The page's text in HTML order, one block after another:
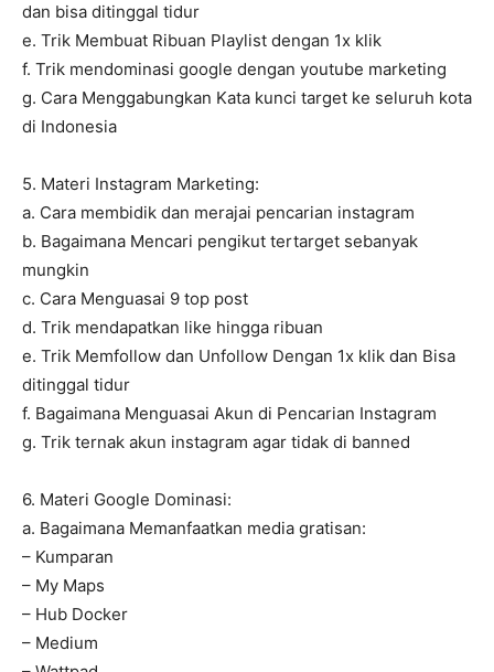
dan bisa ditinggal tidur
e. Trik Membuat Ribuan Playlist dengan 1x klik
f. Trik mendominasi google dengan youtube marketing
g. Cara Menggabungkan Kata kunci target ke seluruh kota
di Indonesia
5. Materi Instagram Marketing:
a. Cara membidik dan merajai pencarian instagram
b. Bagaimana Mencari pengikut tertarget sebanyak
mungkin
c. Cara Menguasai 9 top post
d. Trik mendapatkan like hingga ribuan
e. Trik Memfollow dan Unfollow Dengan 1x klik dan Bisa
ditinggal tidur
f. Bagaimana Menguasai Akun di Pencarian Instagram
g. Trik ternak akun instagram agar tidak di banned
6. Materi Google Dominasi:
a. Bagaimana Memanfaatkan media gratisan:
– Kumparan
– My Maps
– Hub Docker
– Medium